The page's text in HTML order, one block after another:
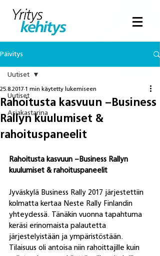
Päivitys
Uutiset
Asiakastarina
Uutiset
Rahoitusta kasvuun –Business
Rallyn kuulumiset &
rahoituspaneelit
25.8.2017 1 min käytetty lukemiseen
Rahoitusta kasvuun –Business Rallyn
kuulumiset & rahoituspaneelit
Jyväskylä Business Rally 2017 järjestettiin
kolmatta kertaa Neste Rally Finlandin
yhteydessä. Tänäkin vuonna tapahtuma
keräsi erinomaista palautetta
järjestelyistään ja ympäristöstään.
Tilaisuus oli antoisa niin rahoittajille kuin